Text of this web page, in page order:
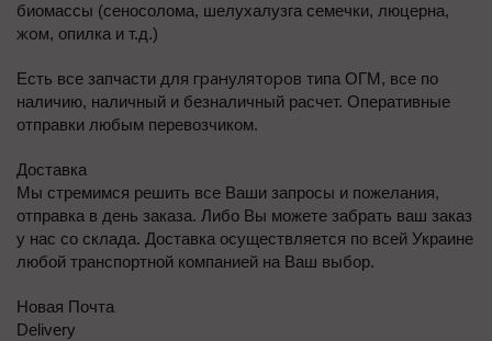
биомассы (сеносолома, шелухалузга семечки, люцерна,
жом, опилка и т.д.)
Есть все запчасти для грануляторов типа ОГМ, все по
наличию, наличный и безналичный расчет. Оперативные
отправки любым перевозчиком.
Доставка
Мы стремимся решить все Ваши запросы и пожелания,
отправка в день заказа. Либо Вы можете забрать ваш заказ
у нас со склада. Доставка осуществляется по всей Украине
любой транспортной компанией на Ваш выбор.
Новая Почта
Delivery